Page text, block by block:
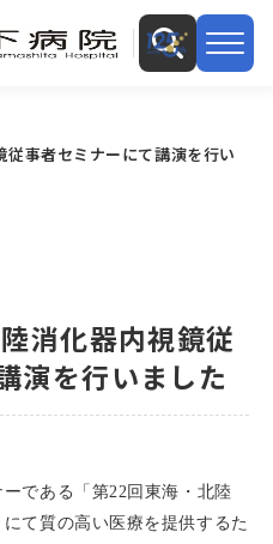
事者セミナーにて講演を行い
消化器内視鏡従
演を行いました
である「第22回東海・北陸
て質の高い医療を提供するた